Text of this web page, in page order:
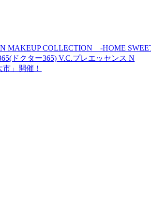
MAKEUP COLLECTION -HOME
ドクター365) V.C.プレエッセンス N
市」開催！